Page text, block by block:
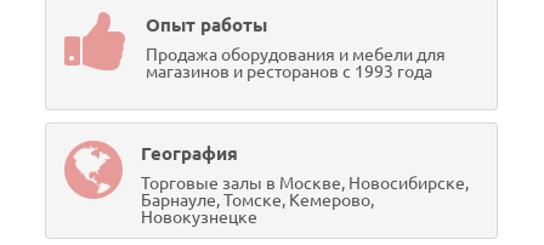
Опыт работы
Продажа оборудования и мебели для
магазинов и ресторанов с 1993 года
География
Торговые залы в Москве, Новосибирске,
Барнауле, Томске, Кемерово,
Новокузнецке